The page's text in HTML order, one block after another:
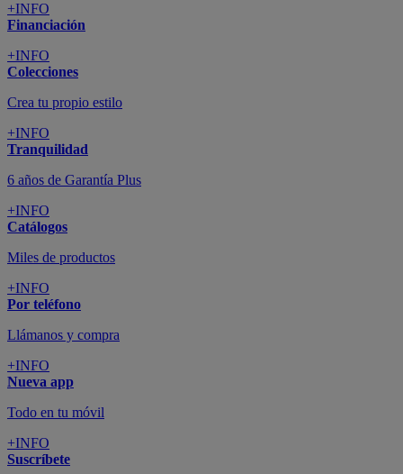
+INFO
Financiación
+INFO
Colecciones
Crea tu propio estilo
+INFO
Tranquilidad
6 años de Garantía Plus
+INFO
Catálogos
Miles de productos
+INFO
Por teléfono
Llámanos y compra
+INFO
Nueva app
Todo en tu móvil
+INFO
Suscríbete